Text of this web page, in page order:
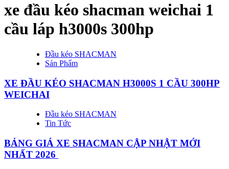
xe đầu kéo shacman weichai 1
cầu láp h3000s 300hp
Đầu kéo SHACMAN
Sản Phẩm
XE ĐẦU KÉO SHACMAN H3000S 1 CẦU 300HP
WEICHAI
Đầu kéo SHACMAN
Tin Tức
BẢNG GIÁ XE SHACMAN CẬP NHẬT MỚI
NHẤT 2026